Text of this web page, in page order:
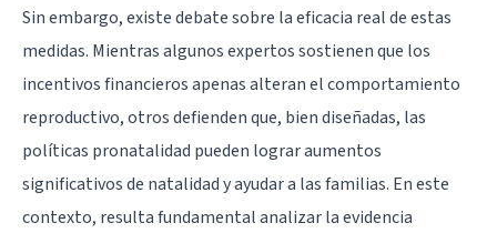
Sin embargo, existe debate sobre la eficacia real de estas
medidas. Mientras algunos expertos sostienen que los
incentivos financieros apenas alteran el comportamiento
reproductivo, otros defienden que, bien diseñadas, las
políticas pronatalidad pueden lograr aumentos
significativos de natalidad y ayudar a las familias. En este
contexto, resulta fundamental analizar la evidencia